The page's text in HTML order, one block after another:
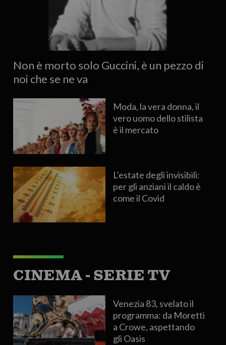
Non è morto solo Guccini, è un pezzo di
noi che se ne va
Moda, la vera donna, il
vero uomo dello stilista
è il mercato
L’estate degli invisibili:
per gli anziani il caldo è
come il Covid
CINEMA - SERIE TV
Venezia 83, svelato il
programma: da Moretti
a Crowe, aspettando
gli Oasis